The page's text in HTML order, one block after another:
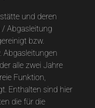
und deren
Abgasleitung
bzw.
Abgasleitungen
alle zwei Jahre
Funktion,
Enthalten sind hier
die für die